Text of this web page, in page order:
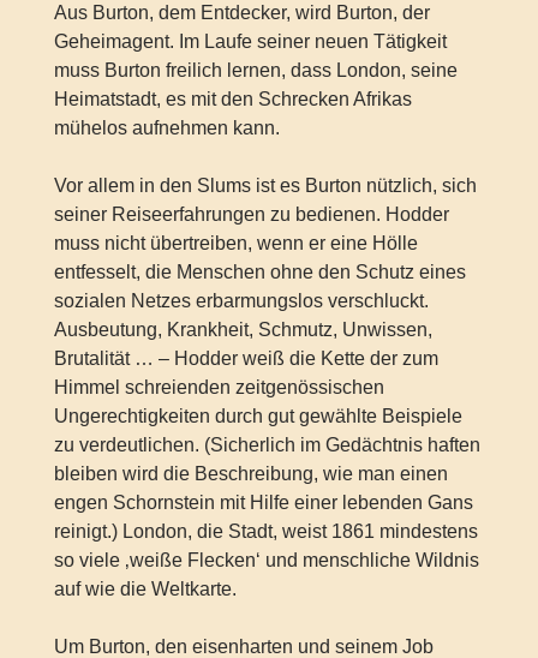
Aus Burton, dem Entdecker, wird Burton, der
Geheimagent. Im Laufe seiner neuen Tätigkeit
muss Burton freilich lernen, dass London, seine
Heimatstadt, es mit den Schrecken Afrikas
mühelos aufnehmen kann.
Vor allem in den Slums ist es Burton nützlich, sich
seiner Reiseerfahrungen zu bedienen. Hodder
muss nicht übertreiben, wenn er eine Hölle
entfesselt, die Menschen ohne den Schutz eines
sozialen Netzes erbarmungslos verschluckt.
Ausbeutung, Krankheit, Schmutz, Unwissen,
Brutalität … – Hodder weiß die Kette der zum
Himmel schreienden zeitgenössischen
Ungerechtigkeiten durch gut gewählte Beispiele
zu verdeutlichen. (Sicherlich im Gedächtnis haften
bleiben wird die Beschreibung, wie man einen
engen Schornstein mit Hilfe einer lebenden Gans
reinigt.) London, die Stadt, weist 1861 mindestens
so viele ‚weiße Flecken‘ und menschliche Wildnis
auf wie die Weltkarte.
Um Burton, den eisenharten und seinem Job